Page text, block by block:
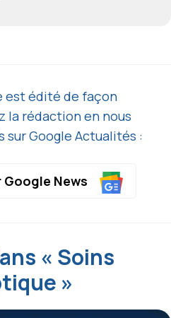
est édité de façon
la rédaction en nous
sur Google Actualités :
News
« Soins
»